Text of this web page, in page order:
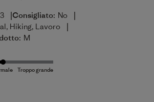
|Consigliato: No |
Hiking, Lavoro |
M